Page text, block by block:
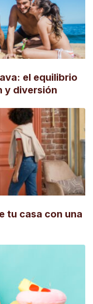
el equilibrio
y diversión
tu casa con una